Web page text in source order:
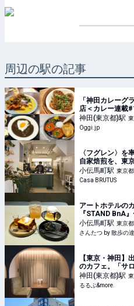
周辺の駅の記事
「神田カレーグ
店＜カレー連載
神田(東京都)駅
Oggi.jp
〈フグレン〉を
自家焙煎を、東
小伝馬町駅 東京
Casa BRUTUS
アートホテルの
『STAND BnA
さんたつ by 散歩
小伝馬町駅 東京
さんたつ by 散歩の達
【東京・神田】
のカフェ。「サ
｜るるぶ&more.
神田(東京都)駅
るるぶ&more.